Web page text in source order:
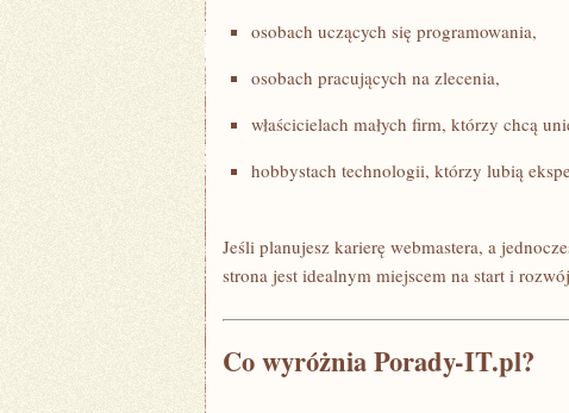
osobach uczących się programowania,
osobach pracujących na zlecenia,
właścicielach małych firm, którzy chcą
hobbystach technologii, którzy lubią
Jeśli planujesz karierę webmastera, a
strona jest idealnym miejscem na start i
Co wyróżnia Porady-IT.pl?